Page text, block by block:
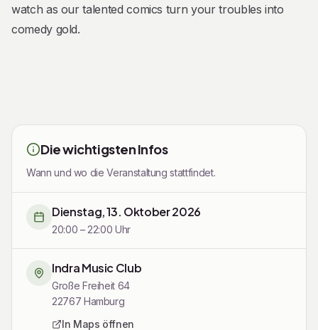
watch as our talented comics turn your troubles into
comedy gold.
Die wichtigsten Infos
Wann und wo die Veranstaltung stattfindet.
Dienstag, 13. Oktober 2026
20:00 – 22:00 Uhr
Indra Music Club
Große Freiheit 64
22767 Hamburg
In Maps öffnen